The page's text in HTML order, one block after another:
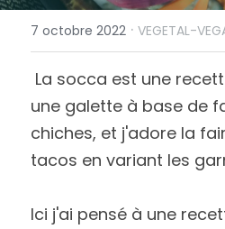
CREATION DE RECETTES
Connexion/S'inscrire
Rechercher
MON PROJET
7 octobre 2022 · VEGETAL-
une galette à base de
chiches, et j'adore la
tacos en variant les
Ici j'ai pensé à une